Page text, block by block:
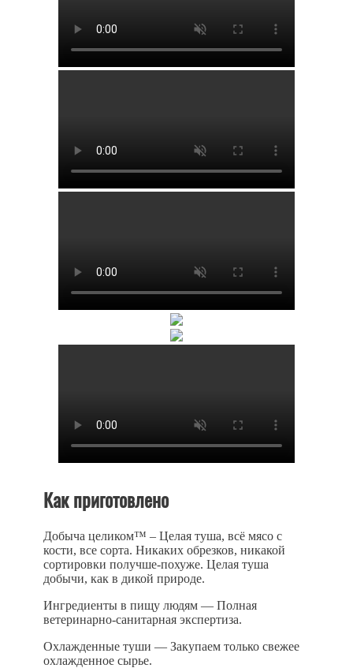
Как приготовлено
Добыча целиком™ – Целая туша, всё мясо с
кости, все сорта. Никаких обрезков, никакой
сортировки получше-похуже. Целая туша
добычи, как в дикой природе.
Ингредиенты в пищу людям — Полная
ветеринарно-санитарная экспертиза.
Охлажденные туши — Закупаем только свежее
охлажденное сырье.